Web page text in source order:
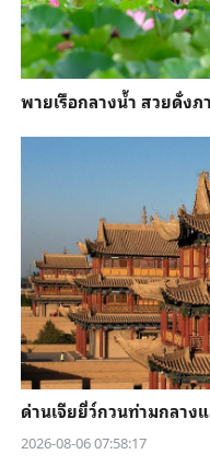
พายเรือกลางน้ำ สวยดั่งภ
ด่านเจียยี่ว์กวนท่ามกลา
2026-08-06 07:58:17